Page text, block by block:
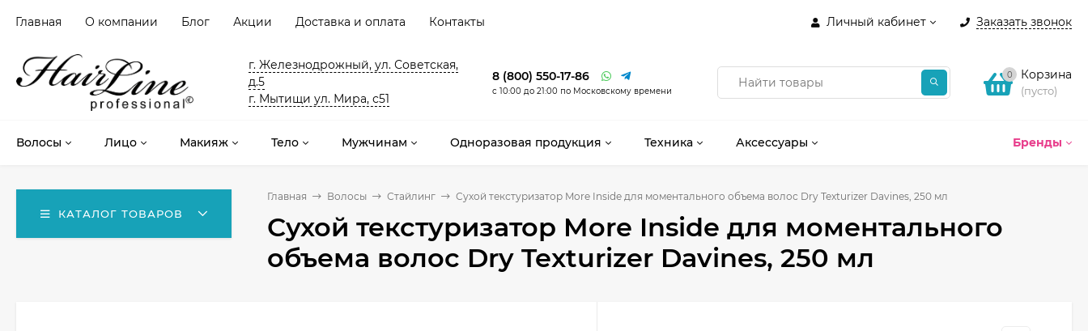
Личный кабинет Заказать звонок
Главная О компании Блог Акции Доставка и оплата Контакты
г. Железнодрожный, ул. Советская,
д.5
г. Мытищи ул. Мира, с51
8 (800) 550-17-86
с 10:00 до 21:00 по Московскому времени
0 Корзина
(пусто)
Бренды
Волосы Лицо Макияж Тело Мужчинам Одноразовая продукция Техника Аксессуары
КАТАЛОГ ТОВАРОВ
Главная Волосы Стайлинг Сухой текстуризатор More Inside для моментального объема волос Dry Texturizer Davines, 250 мл
Сухой текстуризатор More Inside для моментального
объема волос Dry Texturizer Davines, 250 мл